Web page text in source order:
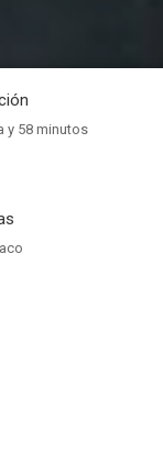
y 58 minutos